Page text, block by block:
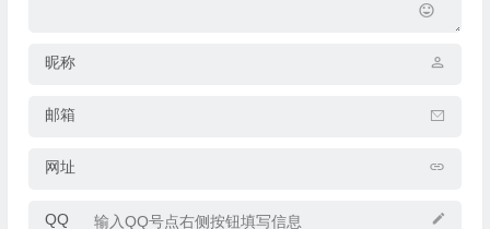
昵称
邮箱
网址
QQ